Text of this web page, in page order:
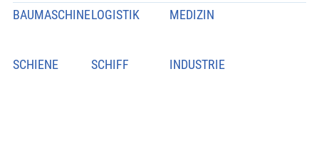
BAUMASCHINELOGISTIK MEDIZIN
SCHIENE SCHIFF INDUSTRIE